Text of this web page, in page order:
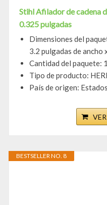
Stihl Afilador de cadena
0.325 pulgadas
Dimensiones del
3.2 pulgadas de ancho
Cantidad del paquete:
Tipo de producto:
País de origen:
BESTSELLER NO. 8